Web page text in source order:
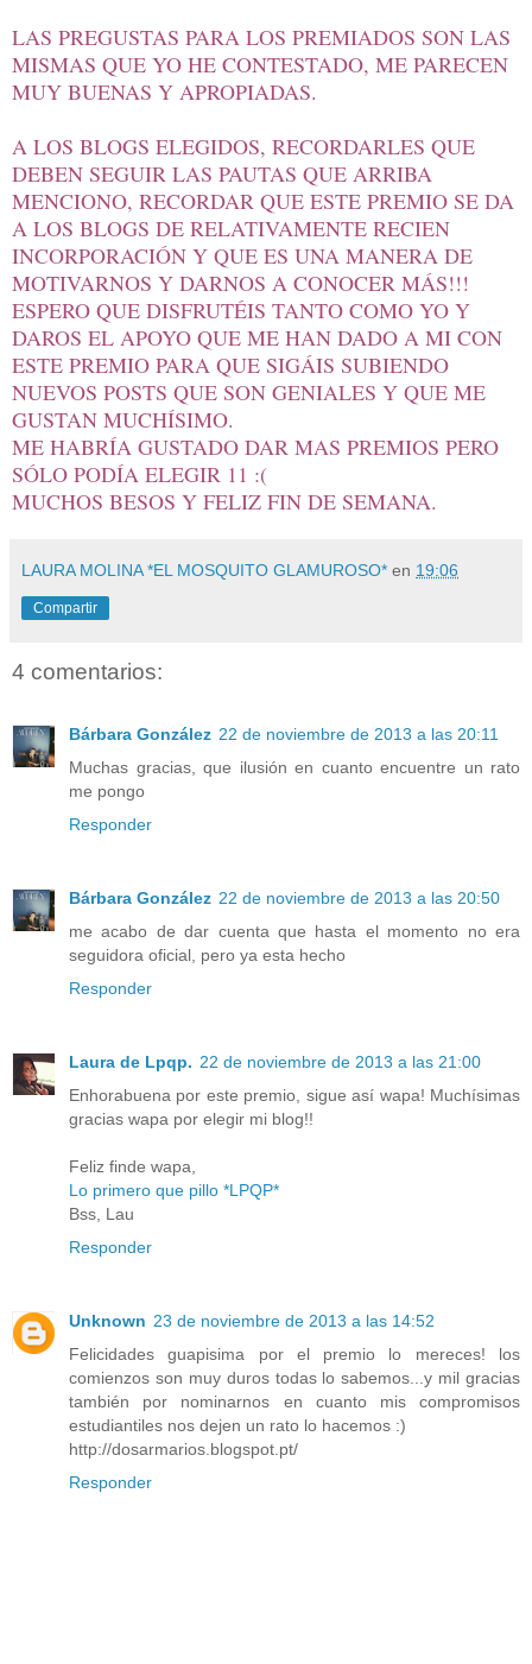
LAS PREGUSTAS PARA LOS PREMIADOS SON LAS
MISMAS QUE YO HE CONTESTADO, ME PARECEN
MUY BUENAS Y APROPIADAS.
A LOS BLOGS ELEGIDOS, RECORDARLES QUE
DEBEN SEGUIR LAS PAUTAS QUE ARRIBA
MENCIONO, RECORDAR QUE ESTE PREMIO SE DA
A LOS BLOGS DE RELATIVAMENTE RECIEN
INCORPORACIÓN Y QUE ES UNA MANERA DE
MOTIVARNOS Y DARNOS A CONOCER MÁS!!!
ESPERO QUE DISFRUTÉIS TANTO COMO YO Y
DAROS EL APOYO QUE ME HAN DADO A MI CON
ESTE PREMIO PARA QUE SIGÁIS SUBIENDO
NUEVOS POSTS QUE SON GENIALES Y QUE ME
GUSTAN MUCHÍSIMO.
ME HABRÍA GUSTADO DAR MAS PREMIOS PERO
SÓLO PODÍA ELEGIR 11 :(
MUCHOS BESOS Y FELIZ FIN DE SEMANA.
LAURA MOLINA *EL MOSQUITO GLAMUROSO* en 19:06
Compartir
4 comentarios:
Bárbara González 22 de noviembre de 2013 a las 20:11
Muchas gracias, que ilusión en cuanto encuentre un rato
me pongo
Responder
Bárbara González 22 de noviembre de 2013 a las 20:50
me acabo de dar cuenta que hasta el momento no era
seguidora oficial, pero ya esta hecho
Responder
Laura de Lpqp. 22 de noviembre de 2013 a las 21:00
Enhorabuena por este premio, sigue así wapa! Muchísimas
gracias wapa por elegir mi blog!!
Feliz finde wapa,
Lo primero que pillo *LPQP*
Bss, Lau
Responder
Unknown 23 de noviembre de 2013 a las 14:52
Felicidades guapisima por el premio lo mereces! los
comienzos son muy duros todas lo sabemos...y mil gracias
también por nominarnos en cuanto mis compromisos
estudiantiles nos dejen un rato lo hacemos :)
http://dosarmarios.blogspot.pt/
Responder